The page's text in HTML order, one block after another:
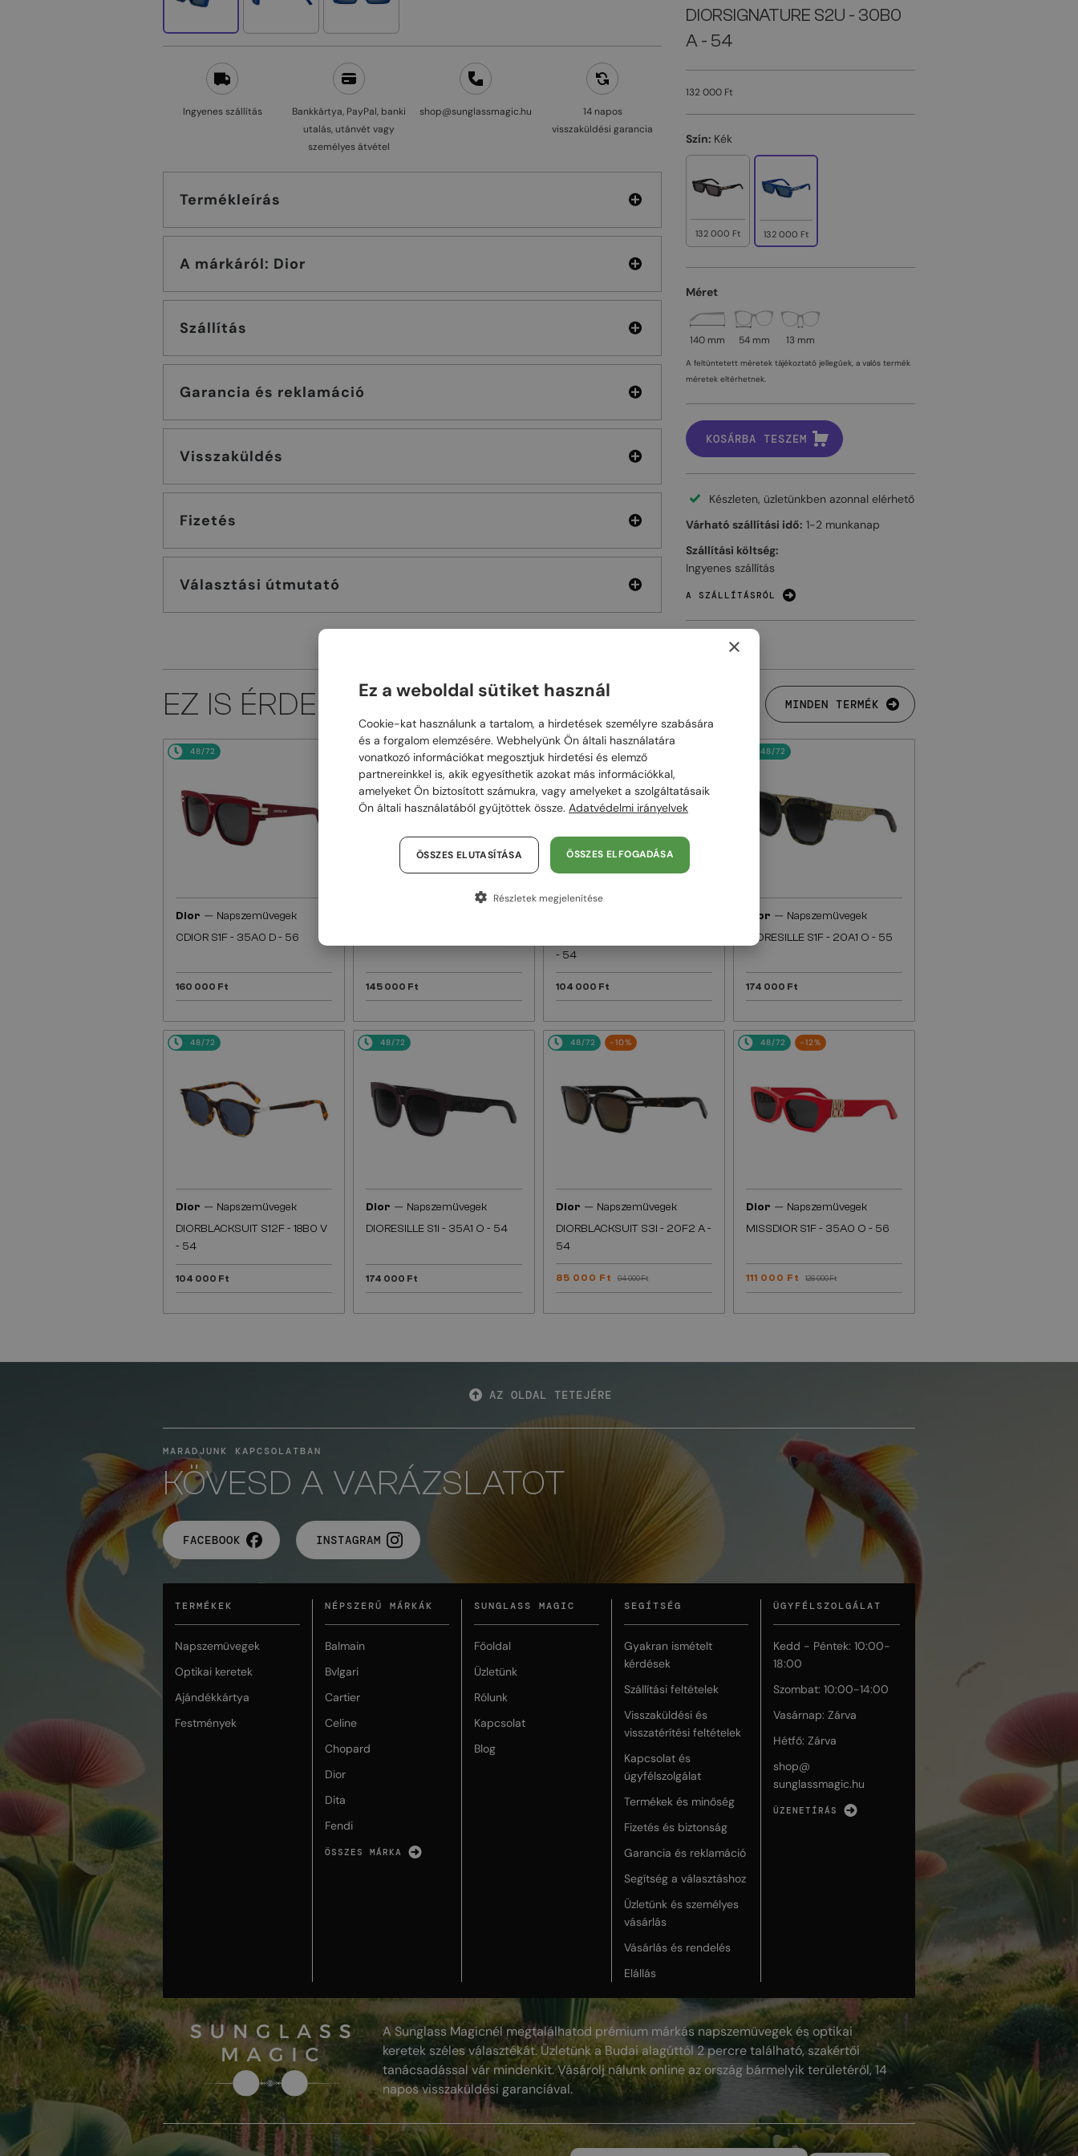
Ingyenes szállítás
Bankkártya, PayPal, banki
utalás, utánvét vagy
személyes átvétel
shop@sunglassmagic.hu
14 napos
visszaküldési garancia
Termékleírás
A márkáról: Dior
Szállítás
Garancia és reklamáció
Visszaküldés
Fizetés
Választási útmutató
DIORSIGNATURE S2U - 30B0
A - 54
132 000 Ft
Szín: Kék
132 000 Ft 132 000 Ft
Méret
140 mm 54 mm 13 mm
A feltüntetett méretek tájékoztató jellegűek, a valós termék
méretek eltérhetnek.
KOSÁRBA TESZEM
Készleten, üzletünkben azonnal elérhető
Várható szállítási idő: 1-2 munkanap
Szállítási költség:
Ingyenes szállítás
A SZÁLLÍTÁSRÓL
EZ IS ÉRDEKELHET MINDEN TERMÉK
48/72
Dior — Napszemüvegek
CDIOR S1F - 35A0 D - 56
160 000 Ft
48/72
145 000 Ft
48/72
- 54
104 000 Ft
48/72
Dior — Napszemüvegek
DIORESILLE S1F - 20A1 O - 55
174 000 Ft
48/72
Dior — Napszemüvegek
DIORBLACKSUIT S12F - 18B0 V
- 54
104 000 Ft
48/72
Dior — Napszemüvegek
DIORESILLE S1I - 35A1 O - 54
174 000 Ft
48/72 -10%
Dior — Napszemüvegek
DIORBLACKSUIT S3I - 20F2 A -
54
85 000 Ft 94 000 Ft
48/72 -12%
Dior — Napszemüvegek
MISSDIOR S1F - 35A0 O - 56
111 000 Ft 126 000 Ft
AZ OLDAL TETEJÉRE
MARADJUNK KAPCSOLATBAN
KÖVESD A VARÁZSLATOT
FACEBOOK INSTAGRAM
TERMÉKEK
Napszemüvegek
Optikai keretek
Ajándékkártya
Festmények
NÉPSZERŰ MÁRKÁK
Balmain
Bvlgari
Cartier
Celine
Chopard
Dior
Dita
Fendi
ÖSSZES MÁRKA
SUNGLASS MAGIC
Főoldal
Üzletünk
Rólunk
Kapcsolat
Blog
SEGÍTSÉG
Gyakran ismételt
kérdések
Szállítási feltételek
Visszaküldési és
visszatérítési feltételek
Kapcsolat és
ügyfélszolgálat
Termékek és minőség
Fizetés és biztonság
Garancia és reklamáció
Segítség a választáshoz
Üzletünk és személyes
vásárlás
Vásárlás és rendelés
Elállás
ÜGYFÉLSZOLGÁLAT
Kedd - Péntek: 10:00-
18:00
Szombat: 10:00-14:00
Vasárnap: Zárva
Hétfő: Zárva
shop@
sunglassmagic.hu
ÜZENETÍRÁS
A Sunglass Magicnél megtalálhatod prémium márkás napszemüvegek és optikai
keretek széles választékát. Üzletünk a Budai alagúttól 2 percre található, szakértői
tanácsadással vár mindenkit. Vásárolj nálunk online az ország bármelyik területéről, 14
napos visszaküldési garanciával.
×
Ez a weboldal sütiket használ
Cookie-kat használunk a tartalom, a hirdetések személyre szabására
és a forgalom elemzésére. Webhelyünk Ön általi használatára
vonatkozó információkat megosztjuk hirdetési és elemző
partnereinkkel is, akik egyesíthetik azokat más információkkal,
amelyeket Ön biztosított számukra, vagy amelyeket a szolgáltatásaik
Ön általi használatából gyűjtöttek össze. Adatvédelmi irányelvek
ÖSSZES ELFOGADÁSA
ÖSSZES ELUTASÍTÁSA
Részletek megjelenítése